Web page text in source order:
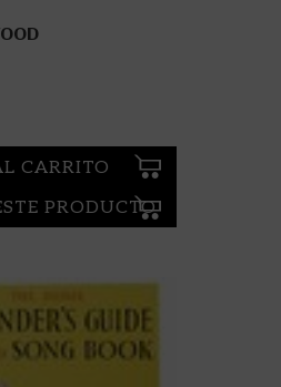
CARRITO
PRODUCTO